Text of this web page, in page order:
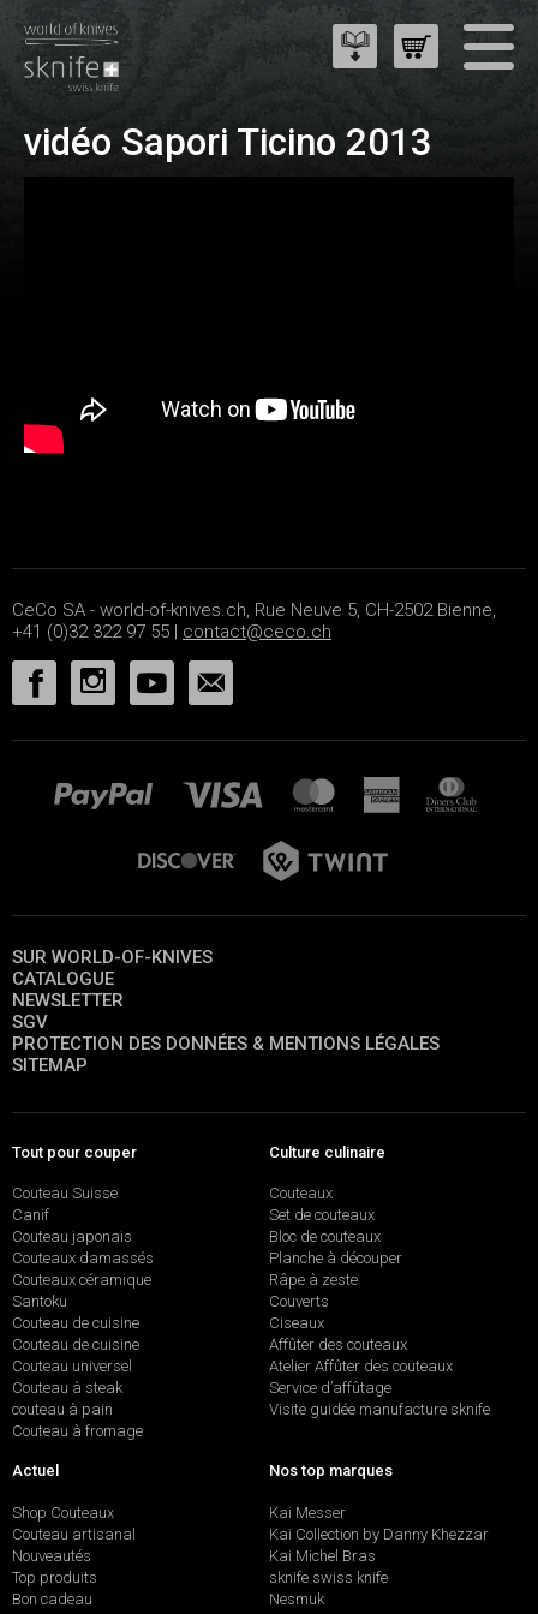
vidéo Sapori Ticino 2013
CeCo SA - world-of-knives.ch, Rue Neuve 5, CH-2502 Bienne,
+41 (0)32 322 97 55 | contact@ceco.ch
SUR WORLD-OF-KNIVES
CATALOGUE
NEWSLETTER
SGV
PROTECTION DES DONNÉES & MENTIONS LÉGALES
SITEMAP
Tout pour couper
Couteau Suisse
Canif
Couteau japonais
Couteaux damassés
Couteaux céramique
Santoku
Couteau de cuisine
Couteau de cuisine
Couteau universel
Couteau à steak
couteau à pain
Couteau à fromage
Culture culinaire
Couteaux
Set de couteaux
Bloc de couteaux
Planche à découper
Râpe à zeste
Couverts
Ciseaux
Affûter des couteaux
Atelier Affûter des couteaux
Service d’affûtage
Visite guidée manufacture sknife
Actuel
Shop Couteaux
Couteau artisanal
Nouveautés
Top produits
Bon cadeau
Nos top marques
Kai Messer
Kai Collection by Danny Khezzar
Kai Michel Bras
sknife swiss knife
Nesmuk